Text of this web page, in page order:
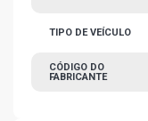
TIPO DE VEÍCULO
CÓDIGO DO
FABRICANTE